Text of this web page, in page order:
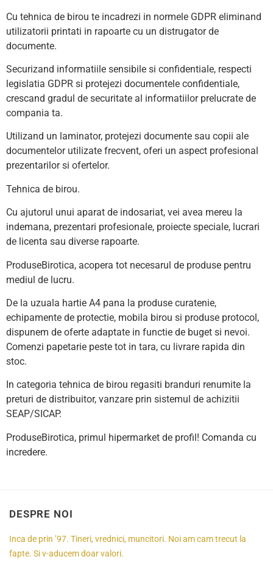
Cu tehnica de birou te incadrezi in normele GDPR eliminand
utilizatorii printati in rapoarte cu un distrugator de
documente.
Securizand informatiile sensibile si confidentiale, respecti
legislatia GDPR si protejezi documentele confidentiale,
crescand gradul de securitate al informatiilor prelucrate de
compania ta.
Utilizand un laminator, protejezi documente sau copii ale
documentelor utilizate frecvent, oferi un aspect profesional
prezentarilor si ofertelor.
Tehnica de birou.
Cu ajutorul unui aparat de indosariat, vei avea mereu la
indemana, prezentari profesionale, proiecte speciale, lucrari
de licenta sau diverse rapoarte.
ProduseBirotica, acopera tot necesarul de produse pentru
mediul de lucru.
De la uzuala hartie A4 pana la produse curatenie,
echipamente de protectie, mobila birou si produse protocol,
dispunem de oferte adaptate in functie de buget si nevoi.
Comenzi papetarie peste tot in tara, cu livrare rapida din
stoc.
In categoria tehnica de birou regasiti branduri renumite la
preturi de distribuitor, vanzare prin sistemul de achizitii
SEAP/SICAP.
ProduseBirotica, primul hipermarket de profil! Comanda cu
incredere.
DESPRE NOI
Inca de prin ’97. Tineri, vrednici, muncitori. Noi am cam trecut la
fapte. Si v-aducem doar valori.